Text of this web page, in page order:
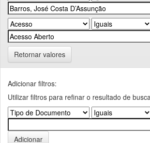
Retornar valores
Adicionar filtros:
Utilizar filtros para refinar o resultado de